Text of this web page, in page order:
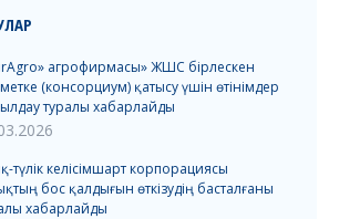
агрофирмасы» ЖШС бірлескен
(консорциум) қатысу үшін өтінімдер
туралы хабарлайды
түлік келісімшарт корпорациясы
бос қалдығын өткізудің басталғаны
хабарлайды